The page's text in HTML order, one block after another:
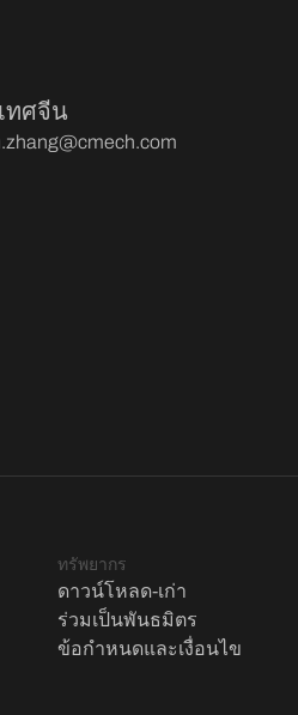
ทศจีน
ทรัพยากร
ดาวน์โหลด-เก่า
ร่วมเป็นพันธมิตร
ข้อกำหนดและเงื่อนไข